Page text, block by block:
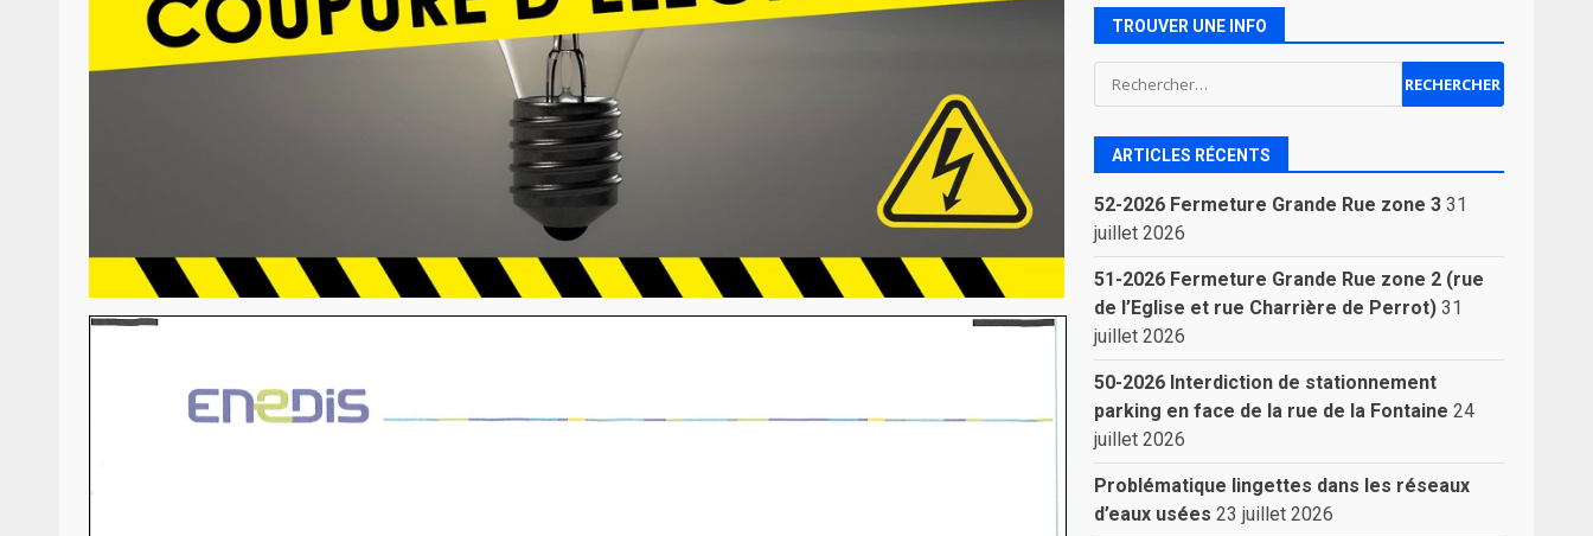
TROUVER UNE INFO
Rechercher :
ARTICLES RÉCENTS
52-2026 Fermeture Grande Rue zone 3 31
juillet 2026
51-2026 Fermeture Grande Rue zone 2 (rue
de l’Eglise et rue Charrière de Perrot) 31
juillet 2026
50-2026 Interdiction de stationnement
parking en face de la rue de la Fontaine 24
juillet 2026
Problématique lingettes dans les réseaux
d’eaux usées 23 juillet 2026